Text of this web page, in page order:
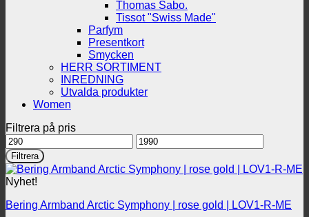
Thomas Sabo.
Tissot "Swiss Made"
Parfym
Presentkort
Smycken
HERR SORTIMENT
INREDNING
Utvalda produkter
Women
Filtrera på pris
Min
pris
Max
pris
Filtrera
Nyhet!
Bering Armband Arctic Symphony | rose gold | LOV1-R-ME